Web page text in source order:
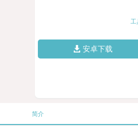
工
安卓下载
简介